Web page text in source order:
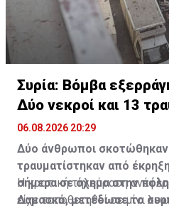
Συρία: Βόμβα
Δύο νεκροί και 13
06.08.2026 20:29
Δύο άνθρωποι σκοτώθηκαν
τραυματίστηκαν από
σήμερα σε όχημα στην
Δαμασκό, μετέδωσε το
Η κρατική τηλεόραση
είχε τοποθετηθεί σε μίνι